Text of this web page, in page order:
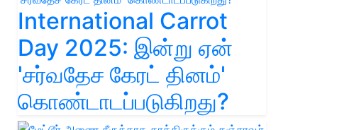
International Carrot
Day 2025: இன்று ஏன்
'சர்வதேச கேரட் தினம்'
கொண்டாடப்படுகிறது?